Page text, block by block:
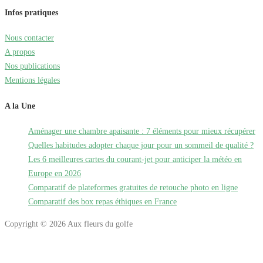
Infos pratiques
Nous contacter
A propos
Nos publications
Mentions légales
A la Une
Aménager une chambre apaisante : 7 éléments pour mieux récupérer
Quelles habitudes adopter chaque jour pour un sommeil de qualité ?
Les 6 meilleures cartes du courant-jet pour anticiper la météo en
Europe en 2026
Comparatif de plateformes gratuites de retouche photo en ligne
Comparatif des box repas éthiques en France
Copyright © 2026 Aux fleurs du golfe